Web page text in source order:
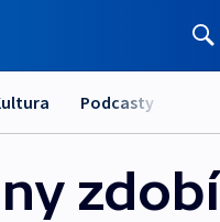
Podcasty
zdobí